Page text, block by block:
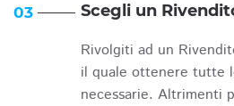
03 Scegli un
Rivolgiti ad un
il quale ottenere tutte
necessarie. Altrimenti